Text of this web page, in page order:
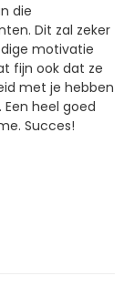
die
Dit zal zeker
motivatie
fijn ook dat ze
met je hebben
Een heel goed
Succes!